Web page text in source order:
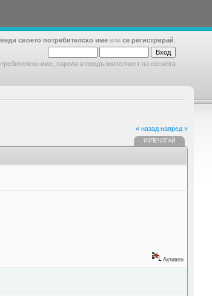
своето потребителско име или се регистрирай
име, парола и продължителност на сесията
« назад напред »
ИЗПЕЧАТАЙ
Активен